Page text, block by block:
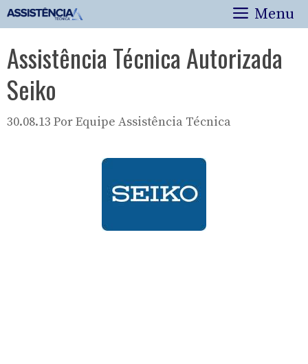
Pular
para
conteúdo
Menu
Assistência Técnica Autorizada
Seiko
30.08.13 PorEquipe Assistência Técnica